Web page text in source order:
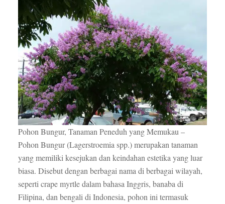
Pohon Bungur, Tanaman Peneduh yang Memukau –
Pohon Bungur (Lagerstroemia spp.) merupakan tanaman
yang memiliki kesejukan dan keindahan estetika yang luar
biasa. Disebut dengan berbagai nama di berbagai wilayah,
seperti crape myrtle dalam bahasa Inggris, banaba di
Filipina, dan bengali di Indonesia, pohon ini termasuk